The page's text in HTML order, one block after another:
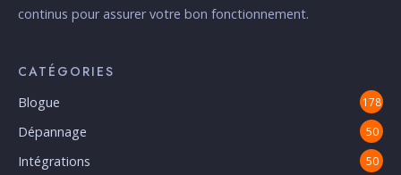
continus pour assurer votre bon fonctionnement.
CATÉGORIES
Blogue 178
Dépannage 50
Intégrations 50